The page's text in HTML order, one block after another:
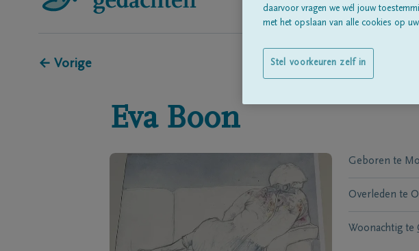
← Vorige
Eva Boon
Geboren te
Overleden te
Woonachtig te
daarvoor vragen we wél jouw
met het opslaan van alle cookies op
Stel voorkeuren zelf in